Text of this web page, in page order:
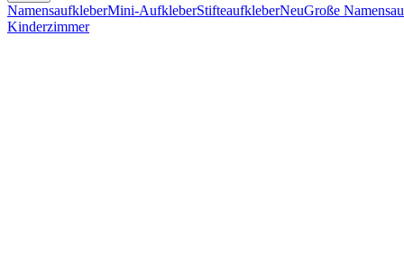
NamensaufkleberMini-AufkleberStifteaufkleberNeuGroße
Kinderzimmer